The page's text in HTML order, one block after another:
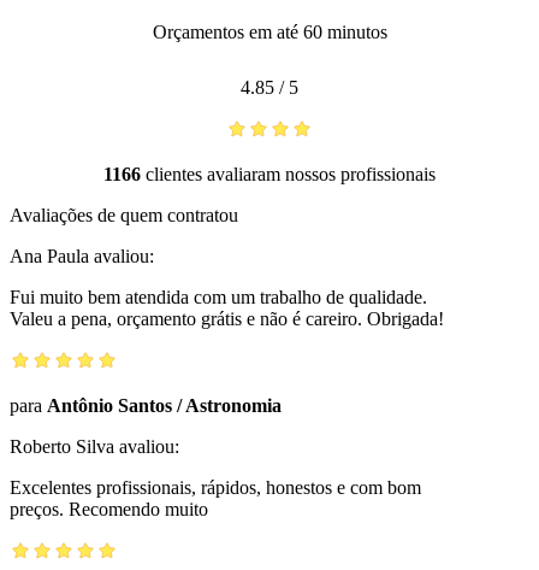
Orçamentos em até 60 minutos
4.85 / 5
1166 clientes avaliaram nossos profissionais
Avaliações de quem contratou
Ana Paula avaliou:
Fui muito bem atendida com um trabalho de qualidade.
Valeu a pena, orçamento grátis e não é careiro. Obrigada!
para Antônio Santos /Astronomia
Roberto Silva avaliou:
Excelentes profissionais, rápidos, honestos e com bom
preços. Recomendo muito